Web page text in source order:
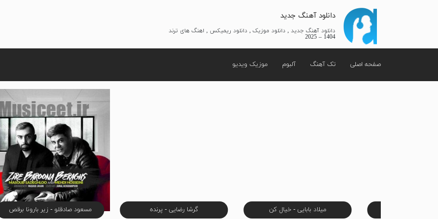
دانلود آهنگ جدید
دانلود آهنگ جدید , دانلود موزیک , دانلود ریمیکس , اهنگ های ترند
1404 – 2025
صفحه اصلی تک آهنگ آلبوم موزیک ویدیو
مسعود صادقلو - زیر بارونا برقص گرشا رضایی - پرنده میلاد بابایی - خیال کن